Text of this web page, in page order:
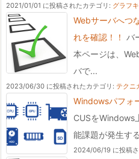
2021/01/01 に投稿されたカテゴリ: グラフ
Webサーバへつ
れを確認！！ バ
本ページは、
バで...
2023/06/30 に投稿されたカテゴリ: テクニ
Windowsパフォ
CUSをWindows
能課題が発生す
2024/06/19 に投稿